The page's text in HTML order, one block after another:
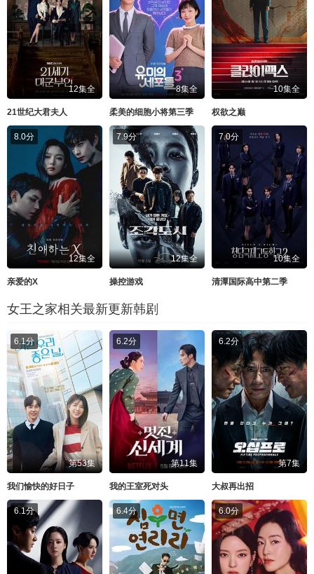
12集全
21世纪大君夫人
8集全
柔美的细胞小将第三季
10集全
权欲之巅
8.0分
12集全
亲爱的X
7.9分
12集全
操控游戏
7.0分
10集全
清潭国际高中第二季
女王之家相关最新更新韩剧
6.1分
第53集
我们愉快的好日子
6.2分
第11集
我的王室死对头
6.2分
第7集
大叔再出招
6.1分 6.4分 6.0分